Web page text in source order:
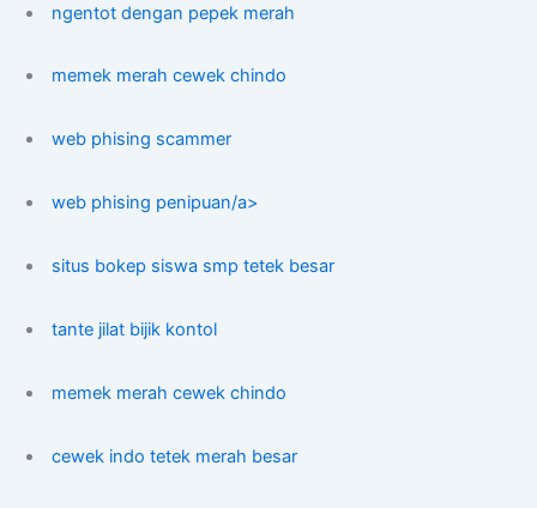
ngentot dengan pepek merah
memek merah cewek chindo
web phising scammer
web phising penipuan/a>
situs bokep siswa smp tetek besar
tante jilat bijik kontol
memek merah cewek chindo
cewek indo tetek merah besar